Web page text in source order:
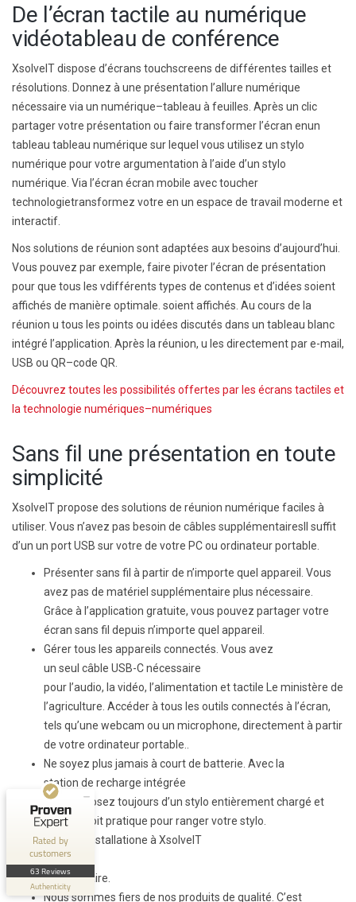
De l’écran tactile au numérique
vidéotableau de conférence
XsolveIT dispose d’écrans touchscreens de différentes tailles et
résolutions. Donnez à une présentation l’allure numérique
nécessaire via un numérique–tableau à feuilles . Après un clic
partager votre présentation ou faire transformer l’écran enun
tableau tableau numérique sur lequel vous utilisez un stylo
numérique pourvotre argumentation à l’aide d’un stylo
numérique. Via l’écran écran mobile avectoucher
technologietransformez votre en un espace de travail moderne et
interactif.
Nos solutions de réunion sont adaptées auxbesoins d’aujourd’hui
Vous pouvez par exemple, faire pivoter l’écran de présentation
pour que tous les vdifférents types de contenus et d’idées soient
affichés de manière optimale. soient affichés Au cours de la
réunion u tous les points ou idées discutés dans un tableau blanc
intégré l’application. Après la réunion, u les directement par e-mail,
USB ou QR–code QR.
Découvrez toutes les possibilités offertes par les écrans tactiles et
la technologie numériques–numériques
Sans fil une présentation en toute
simplicité
XsolveIT propose des solutions de réunion numérique faciles à
utiliser. Vous n’avez pas besoin de câbles supplémentairesIl suffit
d’un un port USB sur votre de votre PC ou ordinateur portable.
Présenter sans fil à partir de n’importe quel appareil. Vous
avez pas de matériel supplémentaire plus nécessaire.
Grâce à l’application gratuite, vous pouvez partager votre
écran sans fil depuis n’importe quel appareil.
Gérer tous les appareils connectés. Vous avez
un seul câble USB-C nécessaire
pour l’audio, la vidéo, l’alimentation ettactile Le ministère de
l’agriculture. Accéder à tous les outils connectés à l’écran,
tels qu’une webcam ou un microphone, directement à partir
de votre ordinateur portable.
Ne soyez plus jamais à court de batterie. Avec la
station de recharge intégrée
vous disposez toujours d’un stylo entièrement chargé et
d’un endroit pratique pour ranger votre stylo.
Laisser l’installatione à XsolveIT
XsolveIT
Laissez faire.
Nous sommes fiers de nos produits de qualité. C’est
Rated by
customers
63 Reviews
Authenticity
Customer reviews and experiences for
XsolveIT
100%
Recommended on
ProvenExpert.com
EXCELLENT
4.56 / 5.00
43
Reviews on
ProvenExpert.com
20
Reviews from 1 other
source
ProvenExpert.com